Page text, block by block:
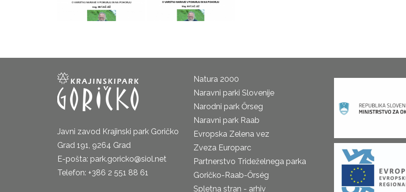
Javni zavod Krajinski park Goričko
Grad 191, 9264 Grad
E-pošta: park.goricko@siol.net
Telefon: +386 2 551 88 61
Natura 2000
Naravni parki Slovenije
Narodni park Őrseg
Naravni park Raab
Evropska Zelena vez
Zveza Europarc
Partnerstvo Trideželnega parka
Goričko-Raab-Őrség
Spletna stran - arhiv